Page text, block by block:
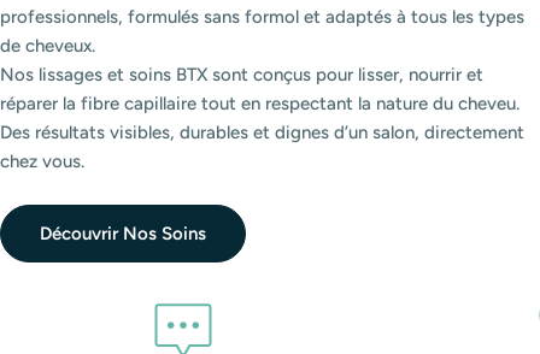
professionnels, formulés sans formol et adaptés à tous les types
de cheveux.
Nos lissages et soins BTX sont conçus pour lisser, nourrir et
réparer la fibre capillaire tout en respectant la nature du cheveu.
Des résultats visibles, durables et dignes d’un salon, directement
chez vous.
Découvrir Nos Soins